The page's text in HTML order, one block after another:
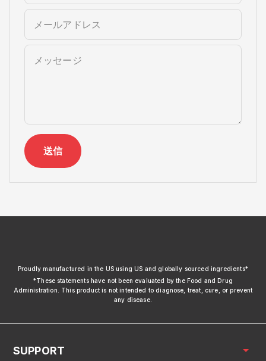
メールアドレス
メッセージ
送信
Proudly manufactured in the US using US and globally sourced ingredients*
*These statements have not been evaluated by the Food and Drug
Administration. This product is not intended to diagnose, treat, cure, or prevent
any disease.
SUPPORT